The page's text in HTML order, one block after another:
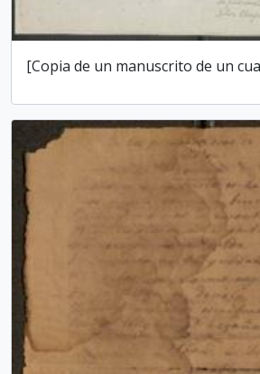
[Copia de un manuscrito de un